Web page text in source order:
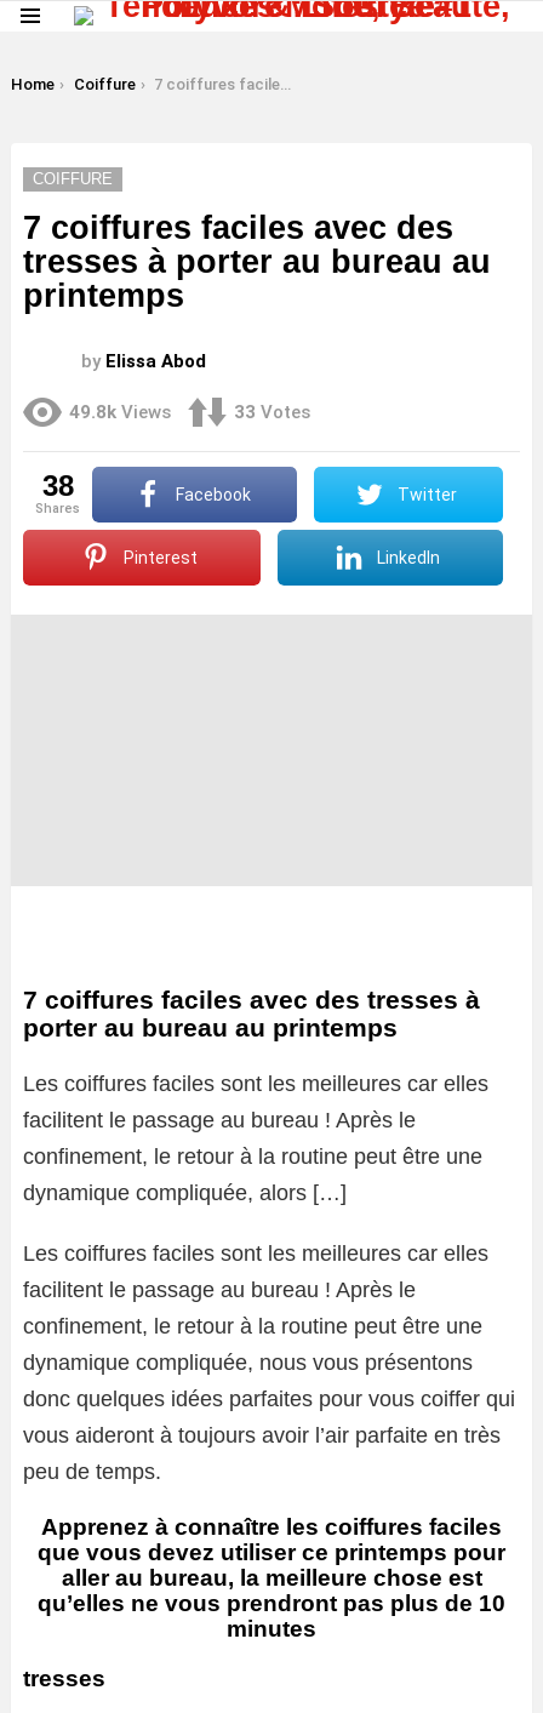
You are here:
Home Coiffure 7 coiffures faciles avec des tresses à porter au bureau au printemps
COIFFURE
7 coiffures faciles avec des
tresses à porter au bureau au
printemps
by Elissa Abod
49.8k Views 33 Votes
38
shares
Facebook Twitter
Pinterest LinkedIn
7 coiffures faciles avec des tresses à
porter au bureau au printemps
Les coiffures faciles sont les meilleures car elles
facilitent le passage au bureau ! Après le
confinement, le retour à la routine peut être une
dynamique compliquée, alors […]
Les coiffures faciles sont les meilleures car elles
facilitent le passage au bureau ! Après le
confinement, le retour à la routine peut être une
dynamique compliquée, nous vous présentons
donc quelques idées parfaites pour vous coiffer qui
vous aideront à toujours avoir l’air parfaite en très
peu de temps.
Apprenez à connaître les coiffures faciles
que vous devez utiliser ce printemps pour
aller au bureau, la meilleure chose est
qu’elles ne vous prendront pas plus de 10
minutes
tresses